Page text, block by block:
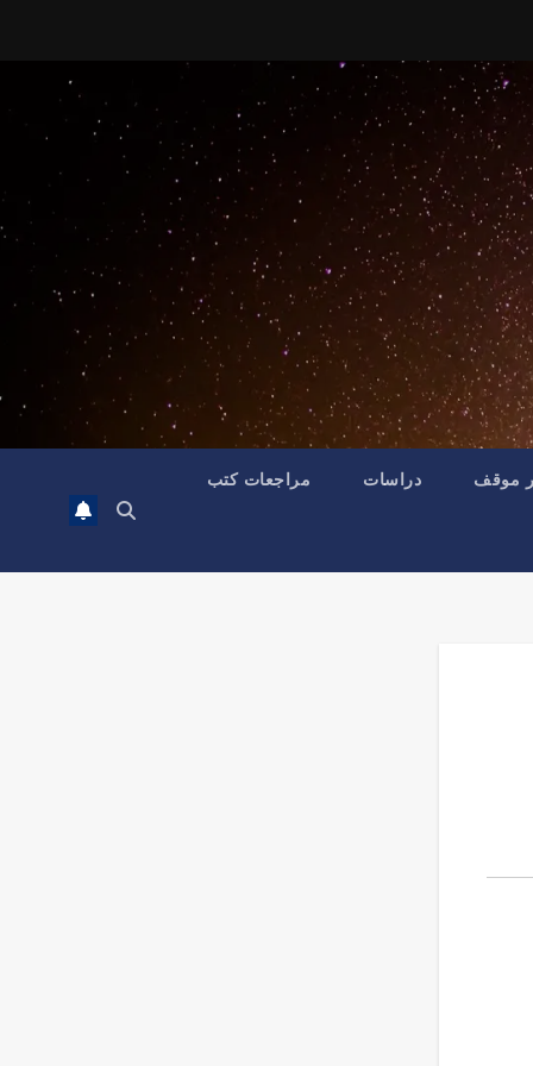
موقف دراسات مراجعات كتب